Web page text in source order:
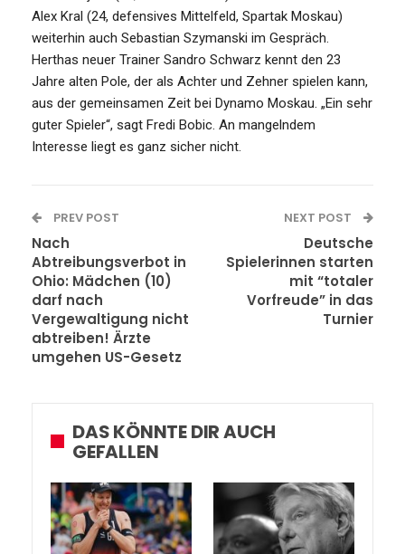
Alex Kral (24, defensives Mittelfeld, Spartak Moskau)
weiterhin auch Sebastian Szymanski im Gespräch.
Herthas neuer Trainer Sandro Schwarz kennt den 23
Jahre alten Pole, der als Achter und Zehner spielen kann,
aus der gemeinsamen Zeit bei Dynamo Moskau. „Ein sehr
guter Spieler“, sagt Fredi Bobic. An mangelndem
Interesse liegt es ganz sicher nicht.
PREV POST
Nach
Abtreibungsverbot in
Ohio: Mädchen (10)
darf nach
Vergewaltigung nicht
abtreiben! Ärzte
umgehen US-Gesetz
NEXT POST
Deutsche
Spielerinnen starten
mit “totaler
Vorfreude” in das
Turnier
DAS KÖNNTE DIR AUCH
GEFALLEN